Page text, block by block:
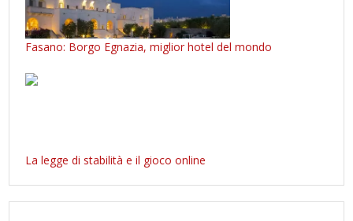
Fasano: Borgo Egnazia, miglior hotel del mondo
La legge di stabilità e il gioco online